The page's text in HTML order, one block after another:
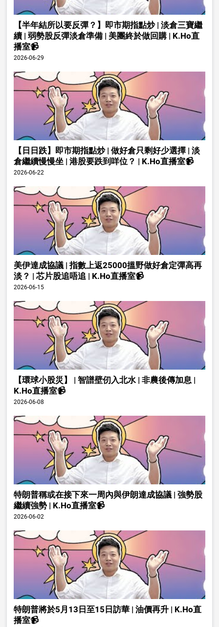
【半年結所以要反彈？】即市期指點炒 | 淡倉三寶繼
續 | 弱勢股反彈淡倉準備 | 美團終於做回購 | K.Ho直
播室📹
2026-06-29
【日日跌】即市期指點炒 | 做好倉只剩好少選擇 | 淡
倉繼續慢慢坐 | 港股要跌到咩位？ | K.Ho直播室📹
2026-06-22
美伊達成協議 | 指數上返25000搵野做好倉定彈高再
淡？ | 芯片股追唔追 | K.Ho直播室📹
2026-06-15
【環球小股災】 | 智譜壁仞入北水 | 非農後傳加息 |
K.Ho直播室📹
2026-06-08
特朗普稱或在接下來一周內與伊朗達成協議 | 強勢股
繼續強勢 | K.Ho直播室📹
2026-06-02
特朗普將於5月13日至15日訪華 | 油價再升 | K.Ho直
播室📹